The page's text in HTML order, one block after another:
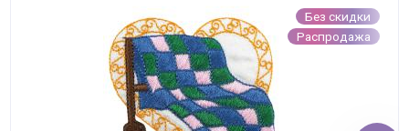
Без скидки
Распродажа